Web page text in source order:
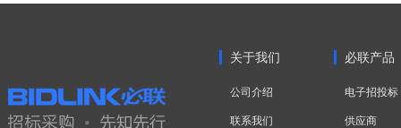
关于我们
公司介绍
联系我们
必联产品
电子招投标
供应商